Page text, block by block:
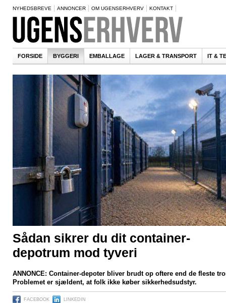
NYHEDSBREVE ANNONCER OM UGENSERHVERV KONTAKT
FORSIDE BYGGERI EMBALLAGE LAGER & TRANSPORT IT &
Sådan sikrer du dit container-
depotrum mod tyveri
ANNONCE: Container-depoter bliver brudt op oftere end de fleste
Problemet er sjældent, at folk ikke køber sikkerhedsudstyr.
FACEBOOK LINKEDIN